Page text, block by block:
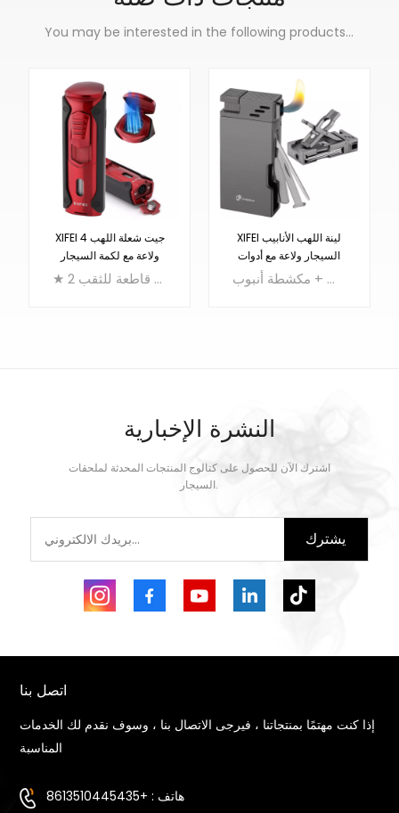
You may be interested in the following products...
XIFEI 4 جيت شعلة اللهب
ولاعة مع لكمة السيجار
★ 2 في 1 ولاعة سيجار متعددة الوظائف: ولاعة شعلة رباعية + قاطعة للثقب
يتعلم أكثر
XIFEI لينة اللهب الأنابيب
السيجار ولاعة مع أدوات
الأنابيب
ولاعة سيجار أنبوبية متعددة الوظائف 5 في 1: ولاعة لهب ناعمة + حامل أنبوب + إبرة أنبوب + مكبس أنبوب + مكشطة أنبوب
يتعلم أكثر
النشرة الإخبارية
اشترك الآن للحصول على كتالوج المنتجات المحدثة لملحقات
السيجار.
يشترك
اتصل بنا
إذا كنت مهتمًا بمنتجاتنا ، فيرجى الاتصال بنا ، وسوف نقدم لك الخدمات
المناسبة
هاتف : +8613510445435